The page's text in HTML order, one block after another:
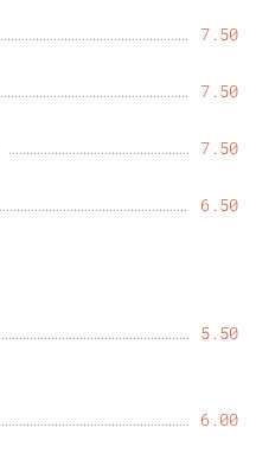
7.50
7.50
7.50
6.50
5.50
6.00